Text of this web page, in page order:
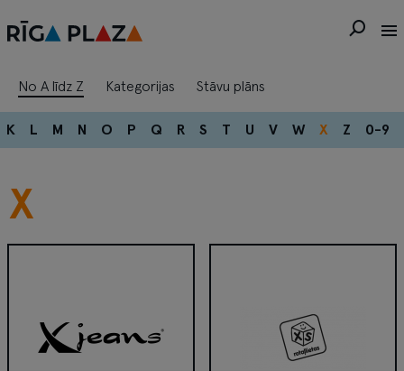
No A līdz Z Kategorijas Stāvu plāns
K L M N O P Q R S T U V W X Z 0-9
X